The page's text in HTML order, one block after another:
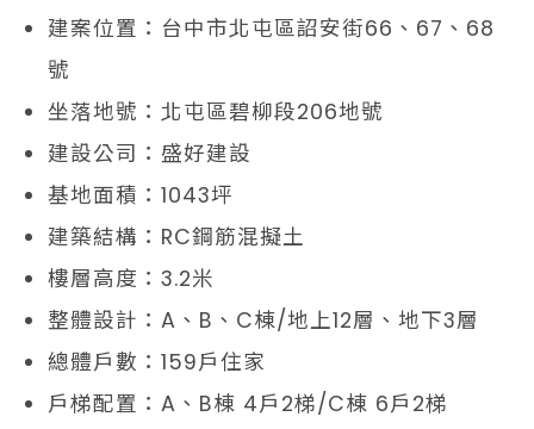
建案位置：台中市北屯區詔安街66、67、68
號
坐落地號：北屯區碧柳段206地號
建設公司：盛好建設
基地面積：1043坪
建築結構：RC鋼筋混擬土
樓層高度：3.2米
整體設計：A、B、C棟/地上12層、地下3層
總體戶數：159戶住家
戶梯配置：A、B棟 4戶2梯/C棟 6戶2梯